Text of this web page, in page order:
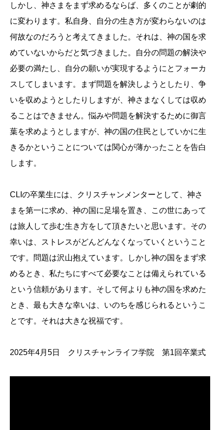
しかし、神さまをまず求めるならば、多くのことが劇的
に変わります。私自身、自分の生き方が変わらないのは
何故なのだろうと考えてきました。それは、神の国を求
めていないからだと気づきました。自分の問題の解決や
必要の満たし、自分の願いが実現するようにとフォーカ
スしてしまいます。まず問題を解決しようとしたり、争
いを収めようとしたりしますが、神さまなくしては収め
ることはできません。悩みや問題を解決するために御言
葉を求めようとしますが、神の国の住民としていかに生
きるかということについては関心が薄かったことを告白
します。
CLIの卒業生には、クリスチャンメンターとして、神さ
まを第一に求め、神の国に足場を置き、この世にあって
は旅人して歩む生き方をして頂きたいと思います。その
幸いは、ストレスがどんどんなくなっていくということ
です。問題は沢山抱えています。しかし神の国をまず求
めるとき、私たちにすべて必要なことは備えられている
という信頼があります。そして何よりも神の国を求めた
とき、最も大きな幸いは、いのちを感じられるというこ
とです。それは大きな祝福です。
2025年4月5日 クリスチャンライフ学院 第1回卒業式